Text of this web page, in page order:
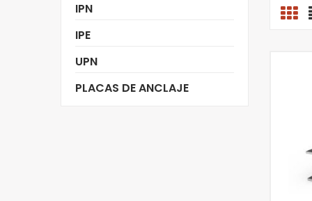
IPN
IPE
UPN
PLACAS DE ANCLAJE